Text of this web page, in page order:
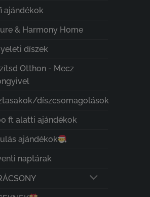
ajándékok
& Harmony Home
díszek
Otthon - Mecz
díszcsomagolások
ft alatti ajándékok
ajándékok
naptárak